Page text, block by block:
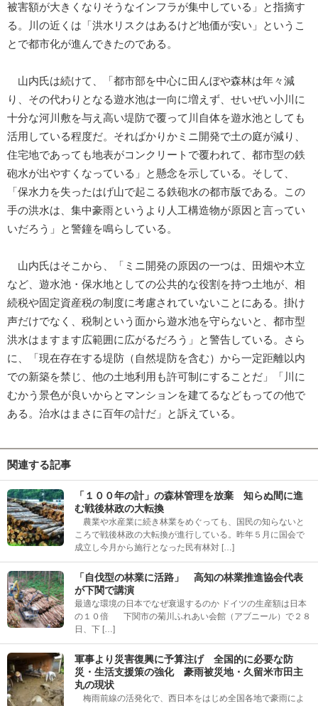
被害額が大きくなりそうなインフラが集中している」と指摘す
る。川の近くは「洪水リスクはあるけど地価が安い」というこ
とで都市化が進んできたのである。
山内氏は続けて、「都市部を中心に田んぼや森林は年々減
り、その代わりとなる遊水池は一向に増えず、せいぜい小川に
十分な河川敷を与え高い堤防で覆って川自体を遊水池としても
活用している程度だ。そればかりかミニ開発で土の庭が減り、
住宅地であっても地表がコンクリートで覆われて、都市型の鉄
砲水が出やすくなっている」と懸念を示している。そして、
「保水力を失ったはげ山で起こる鉄砲水の都市版である。この
手の洪水は、集中豪雨というより人工構造物が原因と言ってい
いだろう」と警鐘を鳴らしている。
山内氏はそこから、「ミニ開発の原因の一つは、田畑や木立
など、遊水池・保水地としての公共的な役割を持つ土地が、相
続税や固定資産税の制度に考慮されていないことにある。掛け
声だけでなく、税制という面から遊水池を守らないと、都市型
洪水はますます広範囲に広がるだろう」と警告している。さら
に、「現在存在する堤防（自然堤防を含む）から一定距離以内
での新築を禁じ、他の土地利用も許可制にすることだ」「川に
むかう景色が良いからとマンションを建てるなどもっての他で
ある。治水はまさに百年の計だ」と訴えている。
関連する記事
「１００年の計」の森林管理を放棄 知らぬ間に進
む戦後林政の大転換
農業や水産業に続き林業をめぐっても、国民の知らないと
ころで戦後林政の大転換が進行している。昨年５月に国会で
成立し今月から施行となった民有林対 […]
「自伐型の林業に活路」 高知の林業推進協会代表
が下関で講演
最適な環境の日本でなぜ衰退するのか ドイツの生産額は日本
の１０倍 下関市の菊川ふれあい会館（アブニール）で２８
日、下 […]
軍事より災害復興に予算注げ 全国的に必要な防
災・生活支援策の強化 豪雨被災地・久留米市田主
丸の現状
梅雨前線の活発化で、西日本をはじめ全国各地で豪雨によ